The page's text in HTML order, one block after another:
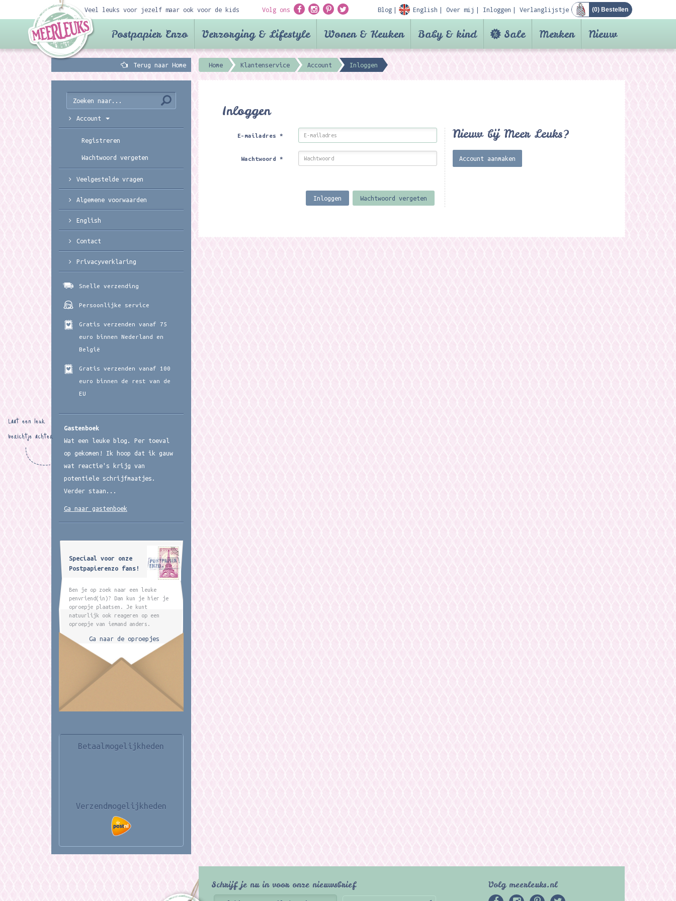
Veel leuks voor jezelf maar ook voor de kids Volg ons Blog English Over mij Inloggen Verlanglijstje (0) Bestellen
Postpapier Enzo Verzorging & Lifestyle Wonen & Keuken Baby & kind Sale Merken Nieuw
Terug naar Home Home Klantenservice Account Inloggen
Inloggen
E-mailadres*
Wachtwoord*
Inloggen Wachtwoord vergeten
Nieuw bij Meer Leuks?
Account aanmaken
Account
Registreren
Wachtwoord vergeten
Veelgestelde vragen
Algemene voorwaarden
English
Contact
Privacyverklaring
Snelle verzending
Persoonlijke service
Gratis verzenden vanaf 75
euro binnen Nederland en
België
Gratis verzenden vanaf 100
euro binnen de rest van de
EU
Gastenboek
Wat een leuke blog. Per toeval
op gekomen! Ik hoop dat ik gauw
wat reactie's krijg van
potentiele schrijfmaatjes.
Verder staan...
Laat een leuk
berichtje achter
Ga naar gastenboek
Speciaal voor onze
Postpapierenzo fans!
Ben je op zoek naar een leuke
penvriend(in)? Dan kun je hier je
oproepje plaatsen. Je kunt
natuurlijk ook reageren op een
oproepje van iemand anders.
Ga naar de oproepjes
Betaalmogelijkheden
Verzendmogelijkheden
Schrijf je nu in voor onze nieuwsbrief Volg meerleuks.nl